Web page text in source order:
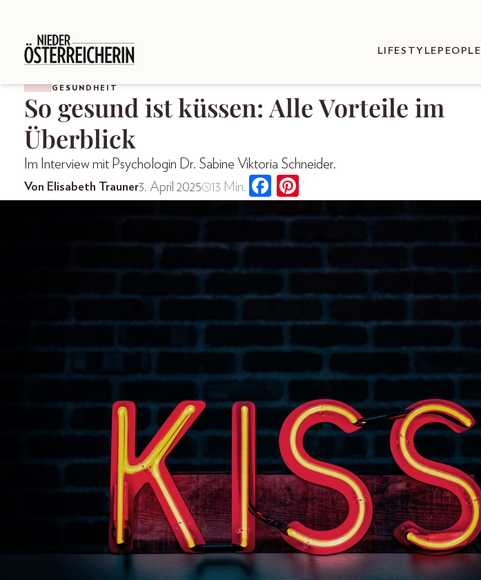
LIFESTYLE PEOPLE
GESUNDHEIT
So gesund ist küssen: Alle Vorteile im
Überblick
Im Interview mit Psychologin Dr. Sabine Viktoria Schneider.
Von Elisabeth Trauner3. April 2025 13 Min.